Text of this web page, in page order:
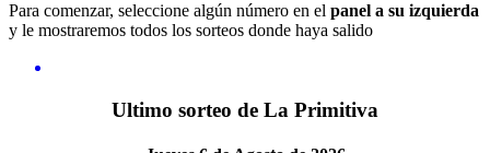
Para comenzar, seleccione algún número en el panel a su izquierda
y le mostraremos todos los sorteos donde haya salido
Ultimo sorteo de La Primitiva